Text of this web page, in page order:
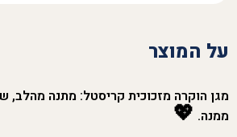
על המוצר
מגן הוקרה מזכוכית קריסטל: מתנה מהלב,
ממנה. 💖